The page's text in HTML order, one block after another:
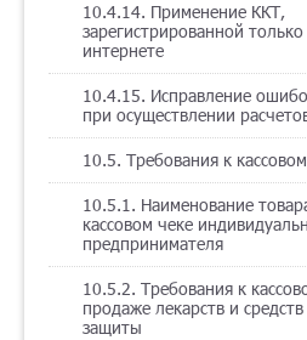
10.4.14. Применение ККТ,
зарегистрированной
интернете
10.4.15. Исправление
при осуществлении
10.5. Требования к
10.5.1. Наименование
кассовом чеке
предпринимателя
10.5.2. Требования к
продаже лекарств и
защиты